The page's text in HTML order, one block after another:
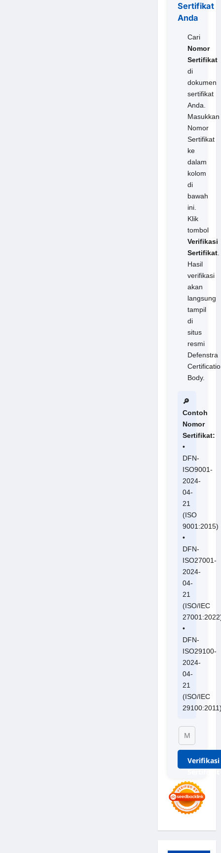
Sertifikat
Anda
Cari
Nomor
Sertifikat
di
dokumen
sertifikat
Anda.
Masukkan
Nomor
Sertifikat
ke
dalam
kolom
di
bawah
ini.
Klik
tombol
Verifikasi
Sertifikat.
Hasil
verifikasi
akan
langsung
tampil
di
situs
resmi
Defenstra
Body.
🔎
Contoh
Nomor
Sertifikat:
•
DFN-
ISO9001-
2024-
04-
21
(ISO
9001:2015)
•
DFN-
ISO27001-
2024-
04-
21
(ISO/IEC
•
DFN-
ISO29100-
2024-
04-
21
(ISO/IEC
Verifikasi
Sertifikat